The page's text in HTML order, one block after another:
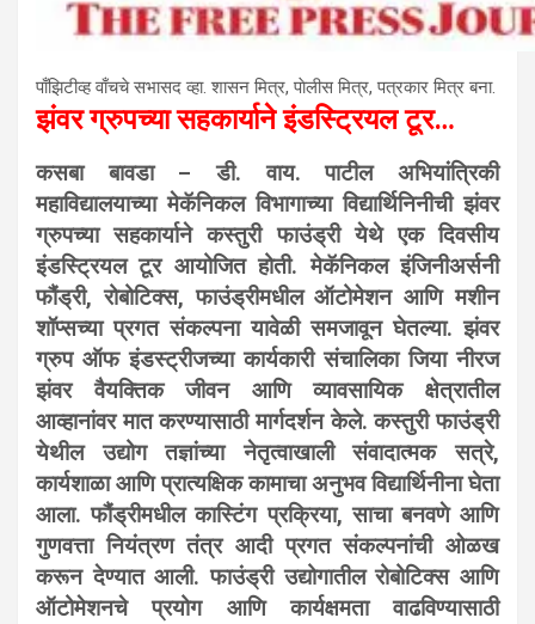
पाँझिटीव्ह वाँचचे सभासद व्हा. शासन मित्र, पाेलीस मित्र, पत्रकार मित्र बना.
झंवर ग्रुपच्या सहकार्याने इंडस्ट्रियल टूर…
कसबा बावडा – डी. वाय. पाटील अभियांत्रिकी
महाविद्यालयाच्या मेकॅनिकल विभागाच्या विद्यार्थिनिनीची झंवर
ग्रुपच्या सहकार्याने कस्तुरी फाउंड्री येथे एक दिवसीय
इंडस्ट्रियल टूर आयोजित होती. मेकॅनिकल इंजिनीअर्सनी
फौंड्री, रोबोटिक्स, फाउंड्रीमधील ऑटोमेशन आणि मशीन
शॉप्सच्या प्रगत संकल्पना यावेळी समजावून घेतल्या. झंवर
ग्रुप ऑफ इंडस्ट्रीजच्या कार्यकारी संचालिका जिया नीरज
झंवर वैयक्तिक जीवन आणि व्यावसायिक क्षेत्रातील
आव्हानांवर मात करण्यासाठी मार्गदर्शन केले. कस्तुरी फाउंड्री
येथील उद्योग तज्ञांच्या नेतृत्वाखाली संवादात्मक सत्रे,
कार्यशाळा आणि प्रात्यक्षिक कामाचा अनुभव विद्यार्थिनीना घेता
आला. फौंड्रीमधील कास्टिंग प्रक्रिया, साचा बनवणे आणि
गुणवत्ता नियंत्रण तंत्र आदी प्रगत संकल्पनांची ओळख
करून देण्यात आली. फाउंड्री उद्योगातील रोबोटिक्स आणि
ऑटोमेशनचे प्रयोग आणि कार्यक्षमता वाढविण्यासाठी